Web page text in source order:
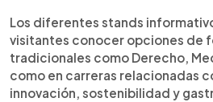
Los diferentes stands
visitantes conocer opciones de
tradicionales como Derecho,
como en carreras relacionadas
innovación, sostenibilidad y